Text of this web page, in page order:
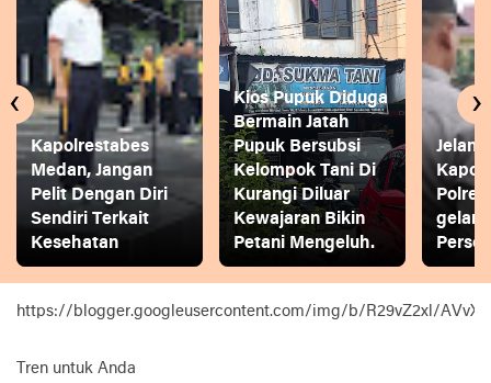
Kapolrestabes
Medan, Jangan
Pelit Dengan Diri
Sendiri Terkait
Kesehatan
Kios Pupuk Diduga
Bermain Jatah
Pupuk Bersubsi
Kelompok Tani Di
Kurangi Diluar
Kewajaran Bikin
Petani Mengeluh.
gelar
‹ ›
https://blogger.googleusercontent.com/img/b/R29vZ2xl/
Tren untuk Anda